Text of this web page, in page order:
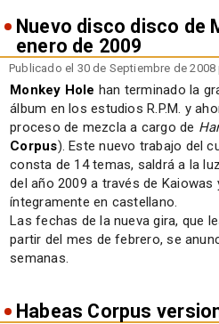
Nuevo disco disco de
enero de 2009
Publicado el 30 de Septiembre de
Monkey Hole han terminado la
álbum en los estudios R.P.M. y
proceso de mezcla a cargo de
Corpus). Este nuevo trabajo del
consta de 14 temas, saldrá a la
del año 2009 a través de
íntegramente en castellano.
Las fechas de la nueva gira, que
partir del mes de febrero, se
semanas.
Habeas Corpus